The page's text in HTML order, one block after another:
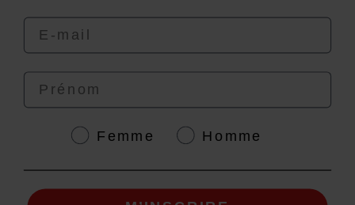
4.6/5
Email
Prénom
GenreFemme Homme